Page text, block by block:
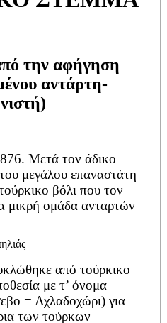
την αφήγηση
αντάρτη-
Μετά τον άδικο
μεγάλου επαναστάτη
βόλι που τον
μικρή ομάδα ανταρτών
από τούρκικο
με τ’ όνομα
= Αχλαδοχώρι) για
των τούρκων